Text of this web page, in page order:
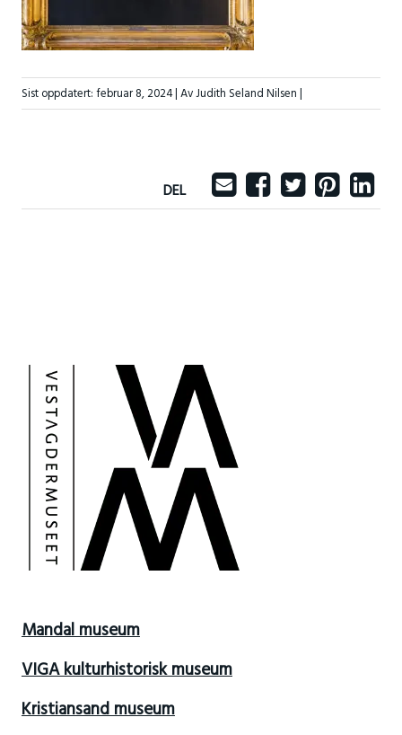
Sist oppdatert:februar 8, 2024| Av Judith Seland Nilsen |
DEL
Mandal museum
VIGA kulturhistorisk museum
Kristiansand museum